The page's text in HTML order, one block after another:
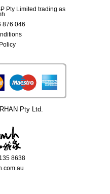
Pty Limited trading as
876 046
Pty Ltd.
8638